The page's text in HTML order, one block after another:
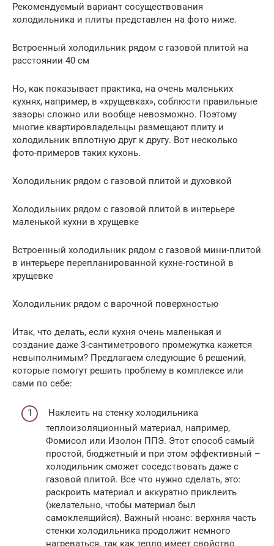
Рекомендуемый вариант сосуществования
холодильника и плиты представлен на фото ниже.
Встроенный холодильник рядом с газовой плитой на
расстоянии 40 см
Но, как показывает практика, на очень маленьких
кухнях, например, в «хрущевках», соблюсти правильные
зазоры сложно или вообще невозможно. Поэтому
многие квартировладельцы размещают плиту и
холодильник вплотную друг к другу. Вот несколько
фото-примеров таких кухонь.
Холодильник рядом с газовой плитой и духовкой
Холодильник рядом с газовой плитой в интерьере
маленькой кухни в хрущевке
Встроенный холодильник рядом с газовой мини-плитой
в интерьере перепланированной кухне-гостиной в
хрущевке
Холодильник рядом с варочной поверхностью
Итак, что делать, если кухня очень маленькая и
создание даже 3-сантиметрового промежутка кажется
невыполнимым? Предлагаем следующие 6 решений,
которые помогут решить проблему в комплексе или
сами по себе:
Наклеить на стенку холодильника
теплоизоляционный материал, например,
Фомисол или Изолон ППЭ. Этот способ самый
простой, бюджетный и при этом эффективный –
холодильник сможет соседствовать даже с
газовой плитой. Все что нужно сделать, это:
раскроить материал и аккуратно приклеить
(желательно, чтобы материал был
самоклеящийся). Важный нюанс: верхняя часть
стенки холодильника продолжит немного
нагреваться, так как тепло имеет свойство